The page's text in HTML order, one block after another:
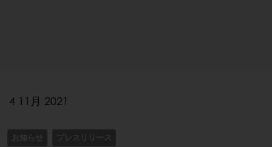
4 11月 2021
お知らせ プレスリリース